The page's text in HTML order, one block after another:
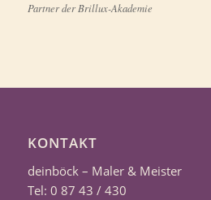
Partner der Brillux-Akademie
KONTAKT
deinböck – Maler & Meister
Tel: 0 87 43 / 430